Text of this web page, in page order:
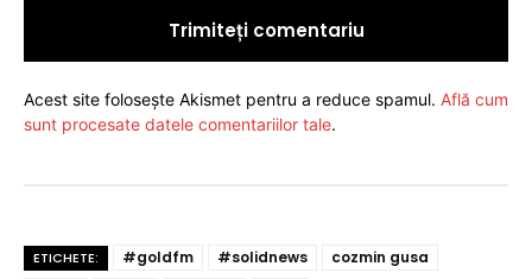
Acest site folosește Akismet pentru a reduce spamul. Află cum
sunt procesate datele comentariilor tale.
ETICHETE: #goldfm #solidnews
cozmin gusa